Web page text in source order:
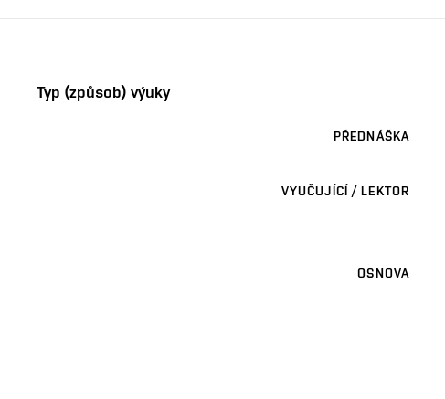
Typ (způsob) výuky
PŘEDNÁŠKA
VYUČUJÍCÍ / LEKTOR
OSNOVA